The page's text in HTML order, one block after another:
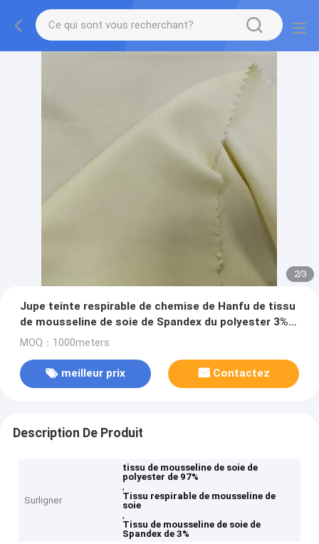
2/3
Jupe teinte respirable de chemise de Hanfu de tissu
de mousseline de soie de Spandex du polyester 3%
de 97G 97%
MOQ：1000meters
meilleur prix Contactez
Description De Produit
Surligner
tissu de mousseline de soie de
polyester de 97%
,
Tissu respirable de mousseline de
soie
,
Tissu de mousseline de soie de
Spandex de 3%